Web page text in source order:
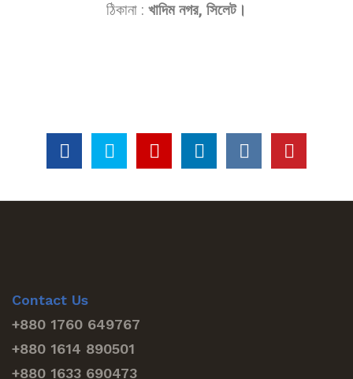
ঠিকানা : খাদিম নগর, সিলেট।
Contact Us
+880 1760 649767
+880 1614 890501
+880 1633 690473